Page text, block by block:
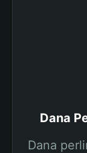
Dana
Dana